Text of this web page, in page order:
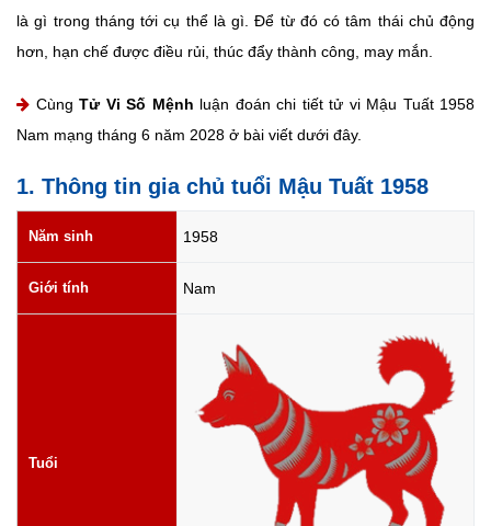
là gì trong tháng tới cụ thể là gì. Để từ đó có tâm thái chủ động
hơn, hạn chế được điều rủi, thúc đẩy thành công, may mắn.
Cùng Tử Vi Số Mệnh luận đoán chi tiết tử vi Mậu Tuất 1958
Nam mạng tháng 6 năm 2028 ở bài viết dưới đây.
1. Thông tin gia chủ tuổi Mậu Tuất 1958
Năm sinh 1958
Giới tính Nam
Tuổi